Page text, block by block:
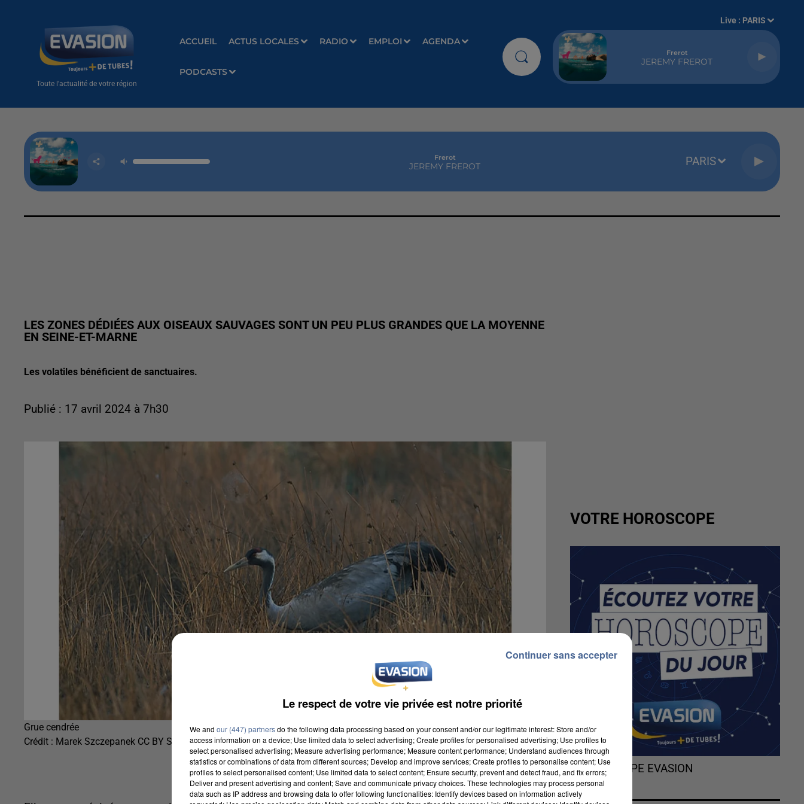
Toute l'actualité de votre région
ACCUEIL ACTUS LOCALES RADIO EMPLOI AGENDA
PODCASTS
Live : PARIS
Frerot
JEREMY FREROT
Frerot
JEREMY FREROT PARIS
LES ZONES DÉDIÉES AUX OISEAUX SAUVAGES SONT UN PEU PLUS GRANDES QUE LA MOYENNE
EN SEINE-ET-MARNE
Les volatiles bénéficient de sanctuaires.
Publié : 17 avril 2024 à 7h30
Grue cendrée
Crédit : Marek Szczepanek CC BY SA 3.0
VOTRE HOROSCOPE
L'HOROSCOPE EVASION
Le respect de votre vie privée est notre priorité
We and our (447) partnersdo the following data processing based on your consent and/or our legitimate interest: Store and/or
access information on a device; Use limited data to select advertising; Create profiles for personalised advertising; Use profiles to
select personalised advertising; Measure advertising performance; Measure content performance; Understand audiences through
statistics or combinations of data from different sources; Develop and improve services; Create profiles to personalise content; Use
profiles to select personalised content; Use limited data to select content; Ensure security, prevent and detect fraud, and fix errors;
Deliver and present advertising and content; Save and communicate privacy choices. These technologies may process personal
data such as IP address and browsing data to offer following functionalities: Identify devices based on information actively
Continuer sans accepter